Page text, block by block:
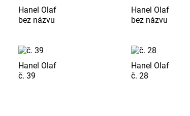
Hanel Olaf
bez názvu
Hanel Olaf
bez názvu
Hanel Olaf
č. 39
Hanel Olaf
č. 28